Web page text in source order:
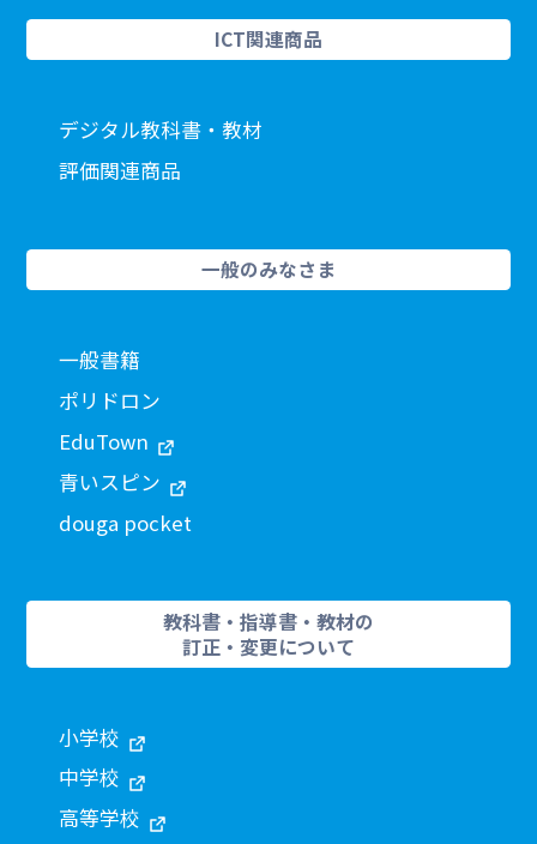
ICT関連商品
デジタル教科書・教材
評価関連商品
一般のみなさま
一般書籍
ポリドロン
EduTown
青いスピン
douga pocket
教科書・指導書・教材の
訂正・変更について
小学校
中学校
高等学校